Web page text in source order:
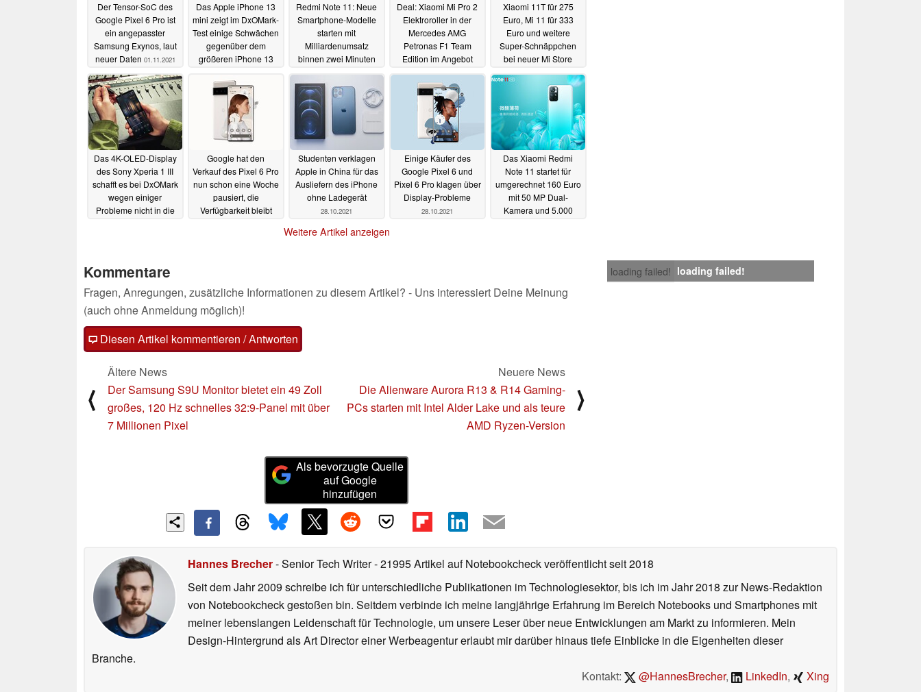
Der Tensor-SoC des
Google Pixel 6 Pro ist
ein angepasster
Samsung Exynos, laut
neuer Daten 01.11.2021
Das Apple iPhone 13
mini zeigt im DxOMark-
Test einige Schwächen
gegenüber dem
größeren iPhone 13
Redmi Note 11: Neue
Smartphone-Modelle
starten mit
Milliardenumsatz
binnen zwei Minuten
01.11.2021
Deal: Xiaomi Mi Pro 2
Elektroroller in der
Mercedes AMG
Petronas F1 Team
Edition im Angebot
erhältlich30.10.2021
Xiaomi 11T für 275
Euro, Mi 11 für 333
Euro und weitere
Super-Schnäppchen
bei neuer Mi Store
29.10.2021
Das 4K-OLED-Display
des Sony Xperia 1 III
schafft es bei DxOMark
wegen einiger
Probleme nicht in die
Google hat den
Verkauf des Pixel 6 Pro
nun schon eine Woche
pausiert, die
Verfügbarkeit bleibt
Studenten verklagen
Apple in China für das
Ausliefern des iPhone
ohne Ladegerät
28.10.2021
Einige Käufer des
Google Pixel 6 und
Pixel 6 Pro klagen über
Display-Probleme
28.10.2021
Das Xiaomi Redmi
Note 11 startet für
umgerechnet 160 Euro
mit 50 MP Dual-
Kamera und 5.000
Weitere Artikel anzeigen
loading failed! loading failed!
Kommentare
Fragen, Anregungen, zusätzliche Informationen zu diesem Artikel? - Uns interessiert Deine Meinung
(auch ohne Anmeldung möglich)!
Diesen Artikel kommentieren / Antworten
⟨
Ältere News
Der Samsung S9U Monitor bietet ein 49 Zoll
großes, 120 Hz schnelles 32:9-Panel mit über
7 Millionen Pixel
Neuere News
Die Alienware Aurora R13 & R14 Gaming-
PCs starten mit Intel Alder Lake und als teure
AMD Ryzen-Version
⟩
Als bevorzugte Quelle
auf Google
hinzufügen
Hannes Brecher- Senior Tech Writer- 21995 Artikel auf Notebookcheck veröffentlichtseit 2018
Seit dem Jahr 2009 schreibe ich für unterschiedliche Publikationen im Technologiesektor, bis ich im Jahr 2018 zur News-Redaktion
von Notebookcheck gestoßen bin. Seitdem verbinde ich meine langjährige Erfahrung im Bereich Notebooks und Smartphones mit
meiner lebenslangen Leidenschaft für Technologie, um unsere Leser über neue Entwicklungen am Markt zu informieren. Mein
Design-Hintergrund als Art Director einer Werbeagentur erlaubt mir darüber hinaus tiefe Einblicke in die Eigenheiten dieser
Branche.
Kontakt:
@HannesBrecher, LinkedIn, Xing